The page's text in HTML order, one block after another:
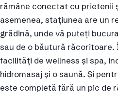
rămâne conectat cu prietenii
asemenea, stațiunea are un
grădină, unde vă puteți
sau de o băutură răcoritoare.
facilități de wellness și spa,
hidromasaj și o saună. Și
este completă fără un pic de